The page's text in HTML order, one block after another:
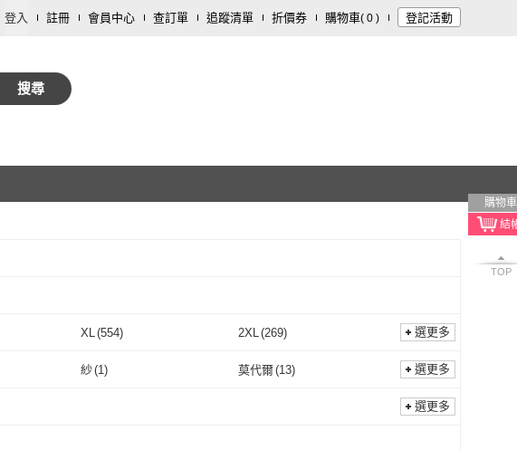
登入 註冊 會員中心 查訂單 追蹤清單 折價券 購物車( 0 ) 登記活動
搜尋
購物車
TOP
XL (554) 2XL (269)
27腰(69公分) 28腰(71公分)
選更多
紗(1) 莫代爾(13) 選更多
選更多